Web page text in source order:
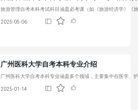
旅游管理自考本科考试科目涵盖必考课（如《旅游经济学》《
2025-05-06
广州医科大学自考本科专业介绍
广州医科大学自考本科专业涵盖多个领域，主要集中在医学、
2025-01-14